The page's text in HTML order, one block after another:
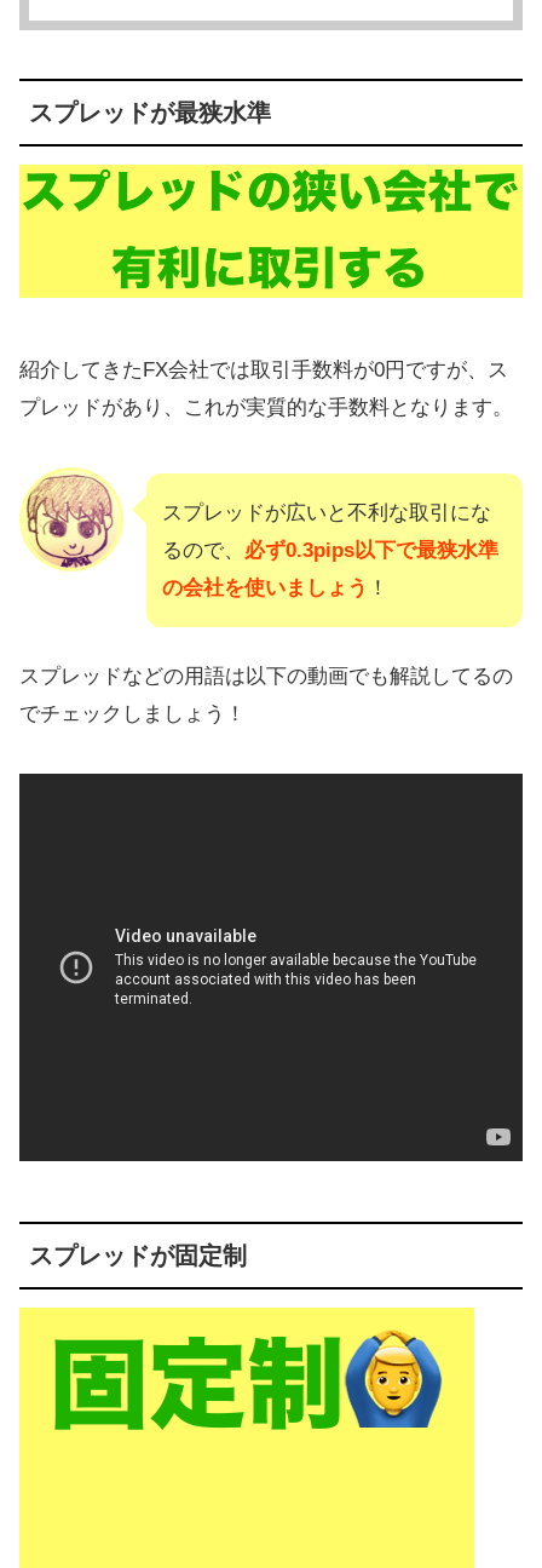
スプレッドが最狭水準
紹介してきたFX会社では取引手数料が0円ですが、ス
プレッドがあり、これが実質的な手数料となります。
スプレッドが広いと不利な取引にな
るので、 必ず0.3pips以下で最狭水準
の会社を使いましょう ！
スプレッドなどの用語は以下の動画でも解説してるの
でチェックしましょう！
スプレッドが固定制